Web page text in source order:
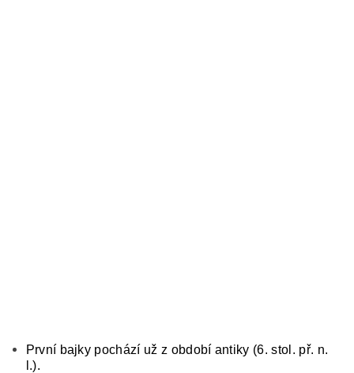
První bajky pochází už z období antiky (6. stol. př. n.
l.).